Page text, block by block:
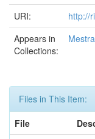
URI:
http://
Appears in
Collections:
Files in This Item:
File